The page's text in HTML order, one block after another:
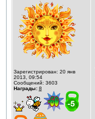
Зарегистрирован: 20 янв
2013, 09:54
Сообщений: 3603
Награды: 8